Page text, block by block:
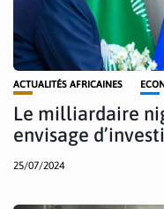
ACTUALITÉS AFRICAINES
Le milliardaire
envisage
25/07/2024